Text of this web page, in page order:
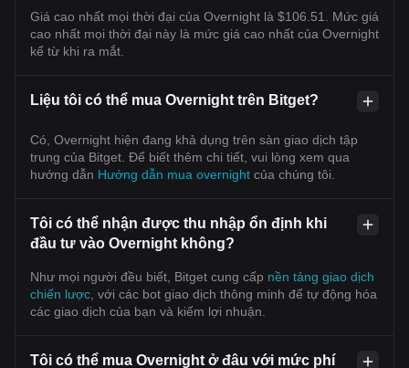
Giá cao nhất mọi thời đại của Overnight là $106.51. Mức giá
cao nhất mọi thời đại này là mức giá cao nhất của Overnight
kể từ khi ra mắt.
Liệu tôi có thể mua Overnight trên Bitget?
Có, Overnight hiện đang khả dụng trên sàn giao dịch tập
trung của Bitget. Để biết thêm chi tiết, vui lòng xem qua
hướng dẫn Hướng dẫn mua overnight của chúng tôi.
Tôi có thể nhận được thu nhập ổn định khi
đầu tư vào Overnight không?
Như mọi người đều biết, Bitget cung cấp nền tảng giao dịch
chiến lược , với các bot giao dịch thông minh để tự động hóa
các giao dịch của bạn và kiếm lợi nhuận.
Tôi có thể mua Overnight ở đâu với mức phí